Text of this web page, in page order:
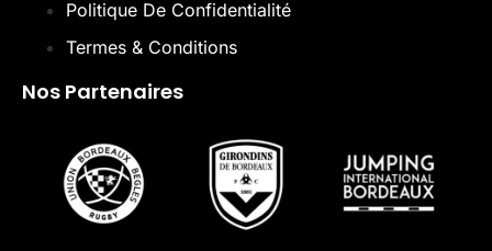
Politique De Confidentialité
Termes & Conditions
Nos Partenaires